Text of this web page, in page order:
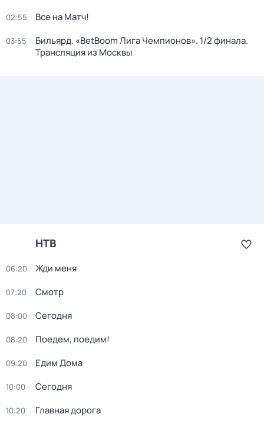
02:55 Все на Матч!
03:55
Бильярд. «BetBoom Лига Чемпионов». 1/2 финала.
Трансляция из Москвы
НТВ
06:20 Жди меня
07:20 Смотр
08:00 Сегодня
08:20 Поедем, поедим!
09:20 Едим Дома
10:00 Сегодня
10:20 Главная дорога